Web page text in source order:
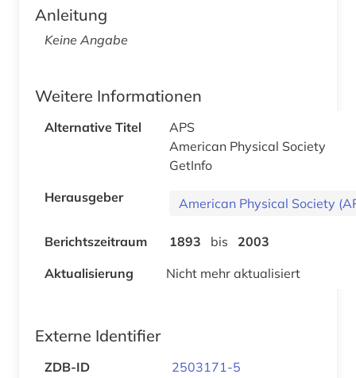
Anleitung
Keine Angabe
Weitere Informationen
Alternative Titel
APS
American Physical Society
GetInfo
Herausgeber
American Physical Society
Berichtszeitraum 1893 bis
2003
Aktualisierung
Nicht mehr aktualisiert
Externe Identifier
ZDB-ID
2503171-5